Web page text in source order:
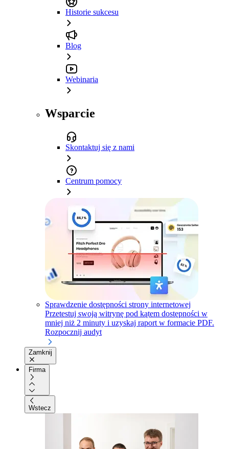
Historie sukcesu
Blog
Webinaria
Wsparcie
Skontaktuj się z nami
Centrum pomocy
Sprawdzenie dostępności strony internetowej
Przetestuj swoją witrynę pod kątem dostępności w
mniej niż 2 minuty i uzyskaj raport w formacie PDF.
Rozpocznij audyt
Zamknij
Firma
Wstecz